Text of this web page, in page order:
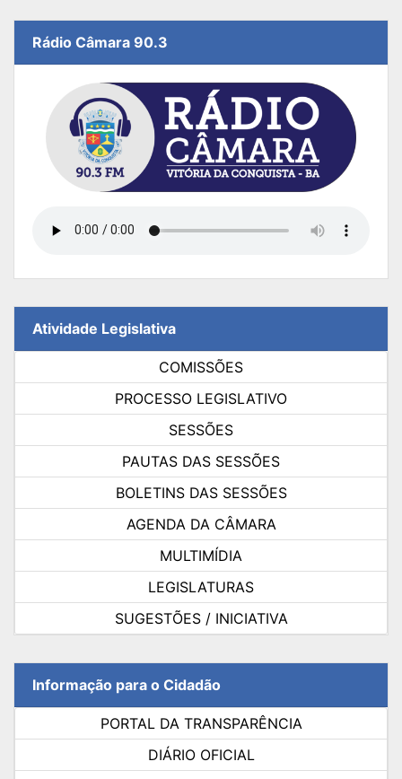
Rádio Câmara 90.3
Atividade Legislativa
COMISSÕES
PROCESSO LEGISLATIVO
SESSÕES
PAUTAS DAS SESSÕES
BOLETINS DAS SESSÕES
AGENDA DA CÂMARA
MULTIMÍDIA
LEGISLATURAS
SUGESTÕES / INICIATIVA
Informação para o Cidadão
PORTAL DA TRANSPARÊNCIA
DIÁRIO OFICIAL